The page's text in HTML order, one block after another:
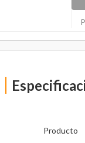
Producto